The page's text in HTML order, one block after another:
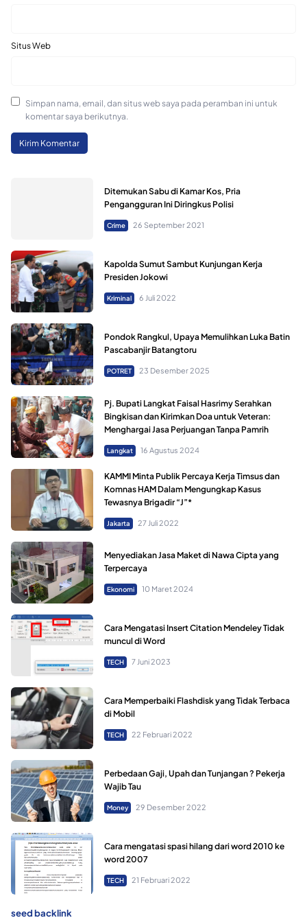
Situs Web
Simpan nama, email, dan situs web saya pada peramban ini untuk
komentar saya berikutnya.
Ditemukan Sabu di Kamar Kos, Pria
Pengangguran Ini Diringkus Polisi
Crime 26 September 2021
Kapolda Sumut Sambut Kunjungan Kerja
Presiden Jokowi
Kriminal 6 Juli 2022
Pondok Rangkul, Upaya Memulihkan Luka Batin
Pascabanjir Batangtoru
POTRET 23 Desember 2025
Pj. Bupati Langkat Faisal Hasrimy Serahkan
Bingkisan dan Kirimkan Doa untuk Veteran:
Menghargai Jasa Perjuangan Tanpa Pamrih
Langkat 16 Agustus 2024
KAMMI Minta Publik Percaya Kerja Timsus dan
Komnas HAM Dalam Mengungkap Kasus
Tewasnya Brigadir “J”*
Jakarta 27 Juli 2022
Menyediakan Jasa Maket di Nawa Cipta yang
Terpercaya
Ekonomi 10 Maret 2024
Cara Mengatasi Insert Citation Mendeley Tidak
muncul di Word
TECH 7 Juni 2023
Cara Memperbaiki Flashdisk yang Tidak Terbaca
di Mobil
TECH 22 Februari 2022
Perbedaan Gaji, Upah dan Tunjangan ? Pekerja
Wajib Tau
Money 29 Desember 2022
Cara mengatasi spasi hilang dari word 2010 ke
word 2007
TECH 21 Februari 2022
seed backlink